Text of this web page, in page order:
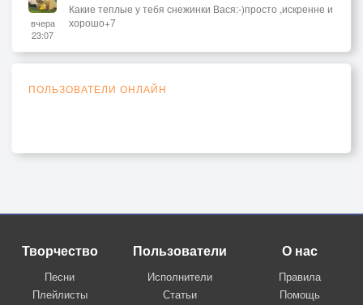
вчера
23:07
Какие теплые у тебя снежинки Вася:-)просто ,искренне и
хорошо+7
ПОЛЬЗОВАТЕЛИ ОНЛАЙН
Творчество
Песни
Плейлисты
Пользователи
Исполнители
Статьи
О нас
Правила
Помощь